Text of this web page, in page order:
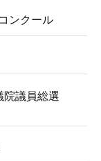
ンクール
院議員総選